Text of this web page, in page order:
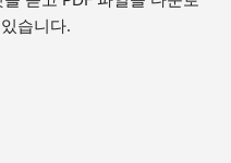
습니다.